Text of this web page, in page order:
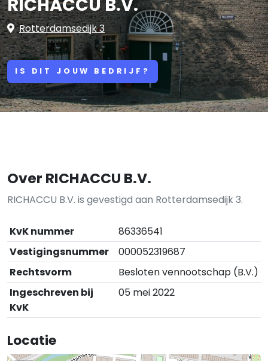
RICHACCU B.V.
Rotterdamsedijk 3
IS DIT JOUW BEDRIJF?
Over RICHACCU B.V.
RICHACCU B.V. is gevestigd aan Rotterdamsedijk 3.
KvK nummer
86336541
Vestigingsnummer
000052319687
Rechtsvorm
Besloten vennootschap (B.V.)
Ingeschreven bij
KvK
05 mei 2022
Locatie